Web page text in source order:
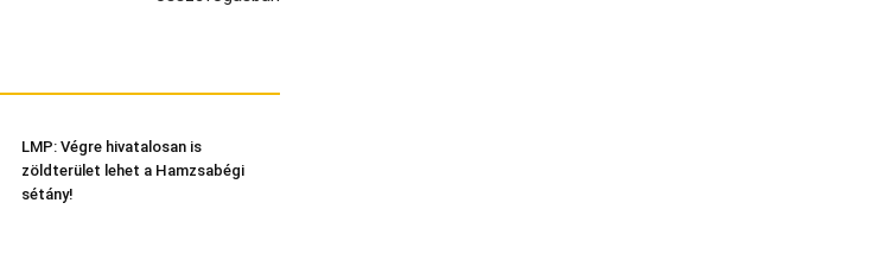
LMP: Végre hivatalosan is
zöldterület lehet a Hamzsabégi
sétány!